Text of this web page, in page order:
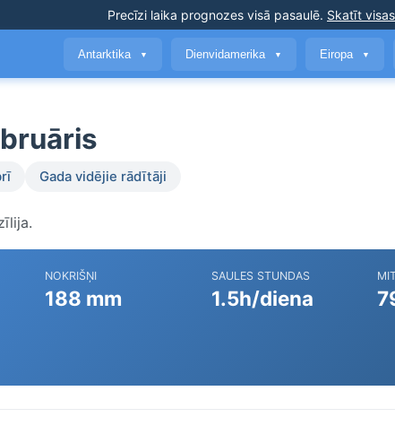
Precīzi laika prognozes visā pasaulē. Skatīt
Antarktika ▼ Dienvidamerika ▼ Eiropa ▼
Gada vidējie rādītāji
NOKRIŠŅI
188 mm
SAULES STUNDAS
1.5h/diena